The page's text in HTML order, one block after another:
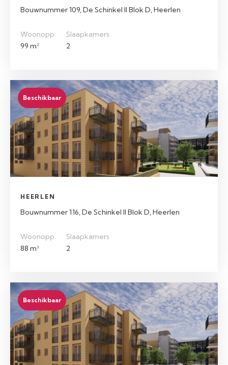
Bouwnummer 109, De Schinkel II Blok D, Heerlen
Woonopp.
99 m²
Slaapkamers
2
Beschikbaar
HEERLEN
Bouwnummer 116, De Schinkel II Blok D, Heerlen
Woonopp.
88 m²
Slaapkamers
2
Beschikbaar